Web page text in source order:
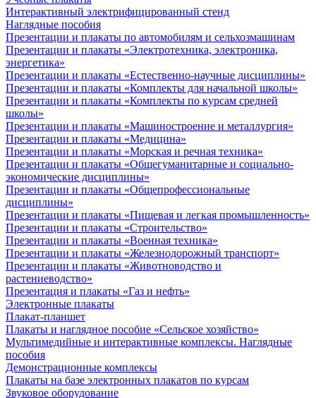
Интерактивный электрифицированный стенд
Наглядные пособия
Презентации и плакаты по автомобилям и сельхозмашинам
Презентации и плакаты «Электротехника, электроника,
энергетика»
Презентации и плакаты «Естественно-научные дисциплины»
Презентации и плакаты «Комплекты для начальной школы»
Презентации и плакаты «Комплекты по курсам средней
школы»
Презентации и плакаты «Машиностроение и металлургия»
Презентации и плакаты «Медицина»
Презентации и плакаты «Морская и речная техника»
Презентации и плакаты «Общегуманитарные и социально-
экономические дисциплины»
Презентации и плакаты «Общепрофессиональные
дисциплины»
Презентации и плакаты «Пищевая и легкая промышленность»
Презентации и плакаты «Строительство»
Презентации и плакаты «Военная техника»
Презентации и плакаты «Железнодорожный транспорт»
Презентации и плакаты «Животноводство и
растениеводство»
Презентация и плакаты «Газ и нефть»
Электронные плакаты
Плакат-планшет
Плакаты и наглядное пособие «Сельское хозяйство»
Мультимедийные и интерактивные комплексы. Наглядные
пособия
Демонстрационные комплексы
Плакаты на базе электронных плакатов по курсам
Звуковое оборудование